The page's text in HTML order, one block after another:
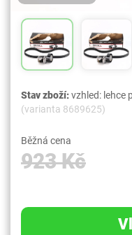
Stav zboží:vzhled: lehce
(varianta 8689625)
Běžná cena
923 Kč